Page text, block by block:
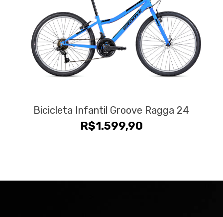
Bicicleta Infantil Groove Ragga 24
R$1.599,90